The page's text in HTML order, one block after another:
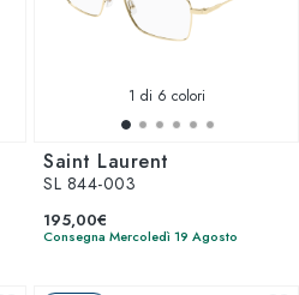
1 di 6 colori
Saint Laurent
SL 844-003
195,00€
Consegna Mercoledì 19 Agosto